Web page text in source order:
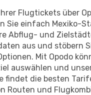
Flugtickets über
Sie einfach Mexiko-
Abflug- und
aus und stöbern
Mit Opodo
auswählen und
findet die besten
Routen und